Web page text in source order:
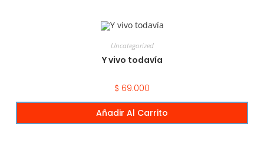
Uncategorized
Y vivo todavía
$ 69.000
Añadir Al Carrito